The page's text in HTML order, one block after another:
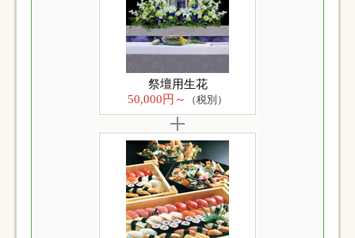
祭壇用生花
50,000円～
（税別）